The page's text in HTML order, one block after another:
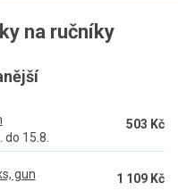
na ručníky
do 15.8.
503 Kč
gun
1 109 Kč